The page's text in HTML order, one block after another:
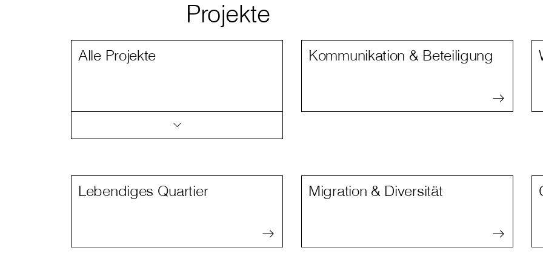
Projekte
Alle Projekte Kommunikation & Beteiligung
Lebendiges Quartier Migration & Diversität